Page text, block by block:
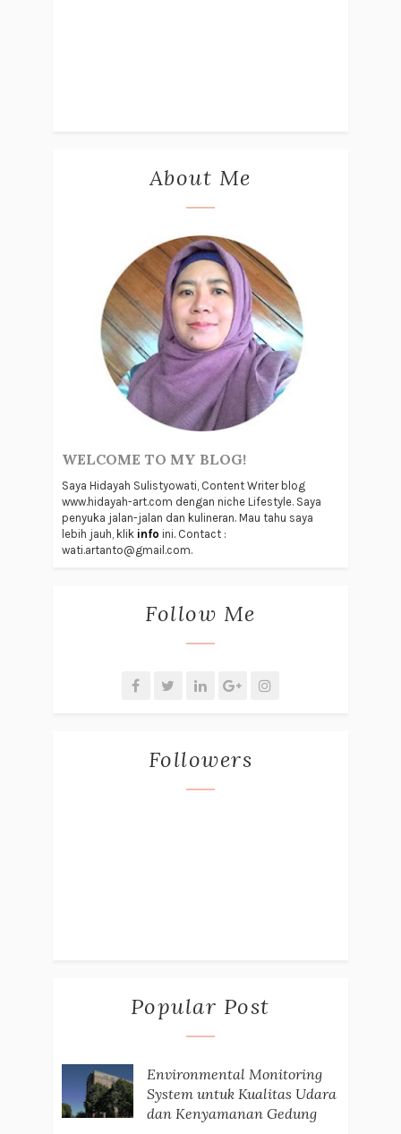
About Me
WELCOME TO MY BLOG!
Saya Hidayah Sulistyowati, Content Writer blog
www.hidayah-art.com dengan niche Lifestyle. Saya
penyuka jalan-jalan dan kulineran. Mau tahu saya
lebih jauh, klik info ini. Contact :
wati.artanto@gmail.com.
Follow Me
Followers
Popular Post
Environmental Monitoring
System untuk Kualitas Udara
dan Kenyamanan Gedung